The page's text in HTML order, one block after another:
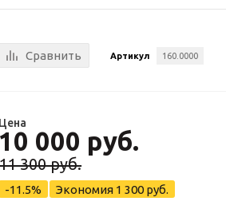
Сравнить Артикул 160.0000
Цена
10 000 руб.
300 руб.
-11.5% Экономия 1 300 руб.